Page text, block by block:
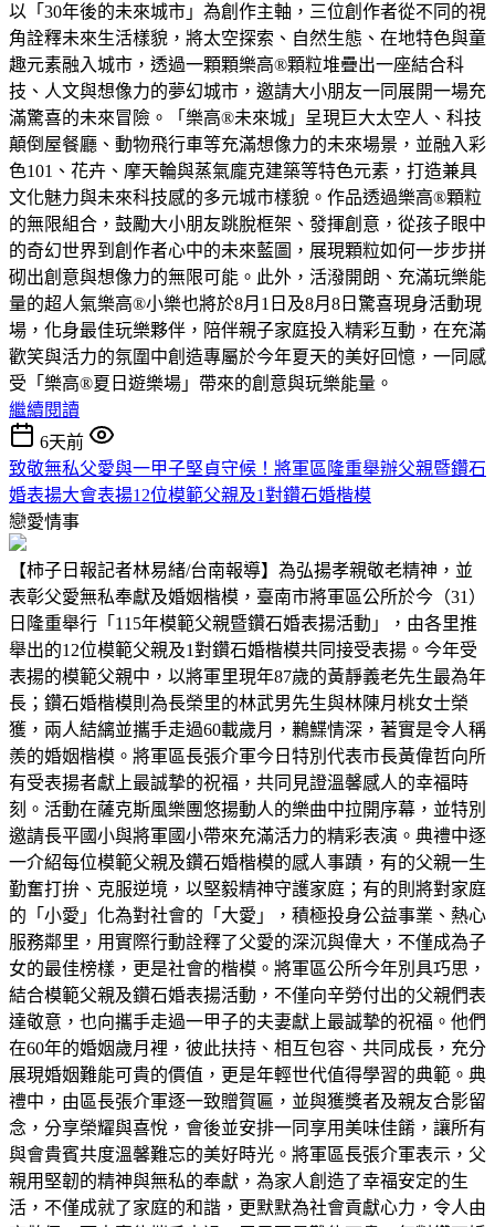
以「30年後的未來城市」為創作主軸，三位創作者從不同的視
角詮釋未來生活樣貌，將太空探索、自然生態、在地特色與童
趣元素融入城市，透過一顆顆樂高®顆粒堆疊出一座結合科
技、人文與想像力的夢幻城市，邀請大小朋友一同展開一場充
滿驚喜的未來冒險。「樂高®未來城」呈現巨大太空人、科技
顛倒屋餐廳、動物飛行車等充滿想像力的未來場景，並融入彩
色101、花卉、摩天輪與蒸氣龐克建築等特色元素，打造兼具
文化魅力與未來科技感的多元城市樣貌。作品透過樂高®顆粒
的無限組合，鼓勵大小朋友跳脫框架、發揮創意，從孩子眼中
的奇幻世界到創作者心中的未來藍圖，展現顆粒如何一步步拼
砌出創意與想像力的無限可能。此外，活潑開朗、充滿玩樂能
量的超人氣樂高®小樂也將於8月1日及8月8日驚喜現身活動現
場，化身最佳玩樂夥伴，陪伴親子家庭投入精彩互動，在充滿
歡笑與活力的氛圍中創造專屬於今年夏天的美好回憶，一同感
受「樂高®夏日遊樂場」帶來的創意與玩樂能量。
繼續閱讀
6天前
致敬無私父愛與一甲子堅貞守候！將軍區隆重舉辦父親暨鑽石
婚表揚大會表揚12位模範父親及1對鑽石婚楷模
戀愛情事
【柿子日報記者林易緒/台南報導】為弘揚孝親敬老精神，並
表彰父愛無私奉獻及婚姻楷模，臺南市將軍區公所於今（31）
日隆重舉行「115年模範父親暨鑽石婚表揚活動」，由各里推
舉出的12位模範父親及1對鑽石婚楷模共同接受表揚。今年受
表揚的模範父親中，以將軍里現年87歲的黃靜義老先生最為年
長；鑽石婚楷模則為長榮里的林武男先生與林陳月桃女士榮
獲，兩人結縭並攜手走過60載歲月，鶼鰈情深，著實是令人稱
羨的婚姻楷模。將軍區長張介軍今日特別代表市長黃偉哲向所
有受表揚者獻上最誠摯的祝福，共同見證溫馨感人的幸福時
刻。活動在薩克斯風樂團悠揚動人的樂曲中拉開序幕，並特別
邀請長平國小與將軍國小帶來充滿活力的精彩表演。典禮中逐
一介紹每位模範父親及鑽石婚楷模的感人事蹟，有的父親一生
勤奮打拚、克服逆境，以堅毅精神守護家庭；有的則將對家庭
的「小愛」化為對社會的「大愛」，積極投身公益事業、熱心
服務鄰里，用實際行動詮釋了父愛的深沉與偉大，不僅成為子
女的最佳榜樣，更是社會的楷模。將軍區公所今年別具巧思，
結合模範父親及鑽石婚表揚活動，不僅向辛勞付出的父親們表
達敬意，也向攜手走過一甲子的夫妻獻上最誠摯的祝福。他們
在60年的婚姻歲月裡，彼此扶持、相互包容、共同成長，充分
展現婚姻難能可貴的價值，更是年輕世代值得學習的典範。典
禮中，由區長張介軍逐一致贈賀匾，並與獲獎者及親友合影留
念，分享榮耀與喜悅，會後並安排一同享用美味佳餚，讓所有
與會貴賓共度溫馨難忘的美好時光。將軍區長張介軍表示，父
親用堅韌的精神與無私的奉獻，為家人創造了幸福安定的生
活，不僅成就了家庭的和諧，更默默為社會貢獻心力，令人由